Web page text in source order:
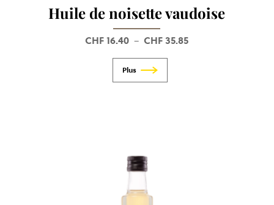
Huile de noisette vaudoise
CHF16.40 – CHF35.85Plage